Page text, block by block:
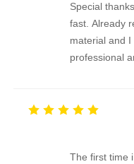
Special
fast. Already
material and I
professional
The first time